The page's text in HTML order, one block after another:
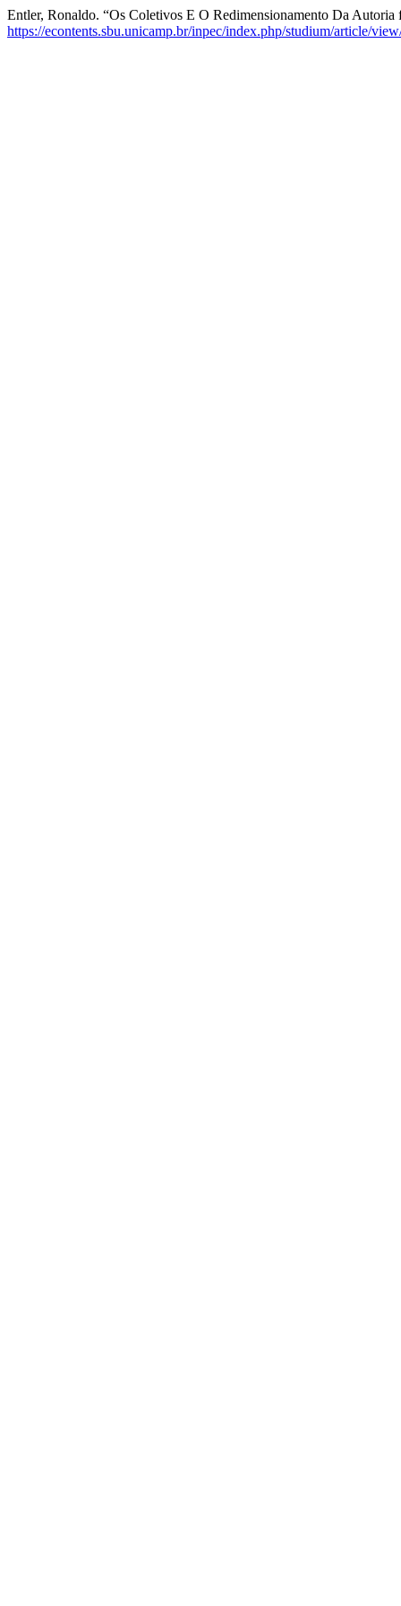
Entler, Ronaldo. “Os Coletivos E O Redimensionamento Da
https://econtents.sbu.unicamp.br/inpec/index.php/studium/article/